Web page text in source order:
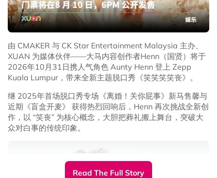
由 CMAKER 与 CK Star Entertainment Malaysia 主办、
XUAN 为媒体伙伴——大马内容创作者Henn（国贤）将于
2026年10月31日携人气角色 Aunty Henn 登上 Zepp
Kuala Lumpur，带来全新主题脱口秀《笑笑笑笑丧》。
继 2025年首场脱口秀专场《离婚！关你屁事》新马售馨与
近期《盲盒开麦》 获得热烈回响后，Henn 再次挑战全新创
作，以 “笑丧” 为核心概念，大胆把葬礼搬上舞台，突破大
众对白事的传统印象。
Read The Full Story